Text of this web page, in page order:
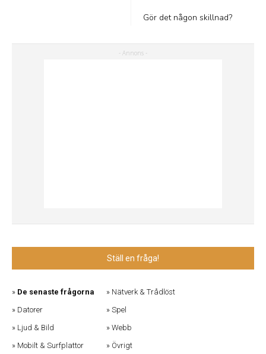
Gör det någon skillnad?
Ställ en fråga!
De senaste frågorna
Datorer
Ljud & Bild
Mobilt & Surfplattor
Nätverk & Trådlöst
Spel
Webb
Övrigt